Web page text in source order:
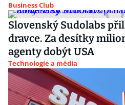
Business Club
Slovenský Sudolabs
dravce. Za desítky
agenty dobýt USA
Technologie a média